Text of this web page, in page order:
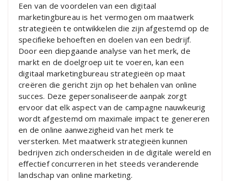
Een van de voordelen van een digitaal
marketingbureau is het vermogen om maatwerk
strategieën te ontwikkelen die zijn afgestemd op de
specifieke behoeften en doelen van een bedrijf.
Door een diepgaande analyse van het merk, de
markt en de doelgroep uit te voeren, kan een
digitaal marketingbureau strategieën op maat
creëren die gericht zijn op het behalen van online
succes. Deze gepersonaliseerde aanpak zorgt
ervoor dat elk aspect van de campagne nauwkeurig
wordt afgestemd om maximale impact te genereren
en de online aanwezigheid van het merk te
versterken. Met maatwerk strategieën kunnen
bedrijven zich onderscheiden in de digitale wereld en
effectief concurreren in het steeds veranderende
landschap van online marketing.